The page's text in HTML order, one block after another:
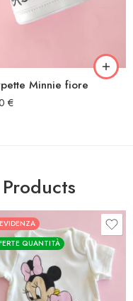
Minnie fiore
€
QUANTITÀ